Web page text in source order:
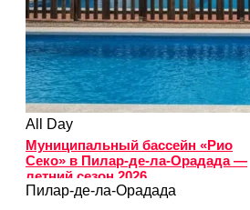
All Day
Муниципальный бассейн «Рио
Секо» в Пилар-де-ла-Орадада —
летний сезон 2026
Пилар-де-ла-Орадада